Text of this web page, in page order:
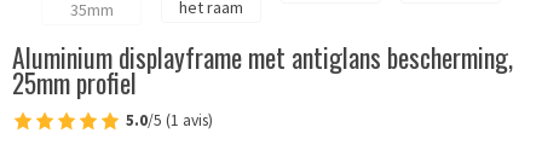
Aluminium displayframe met antiglans bescherming,
25mm profiel
5.0/5 (1 avis)